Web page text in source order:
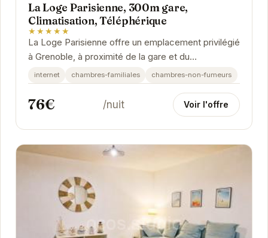
La Loge Parisienne, 300m gare,
Climatisation, Téléphérique
★★★★★
La Loge Parisienne offre un emplacement privilégié
à Grenoble, à proximité de la gare et du
téléphérique. Avec la climatisation, vous...
internet chambres-familiales chambres-non-fumeurs
76€ /nuit Voir l'offre